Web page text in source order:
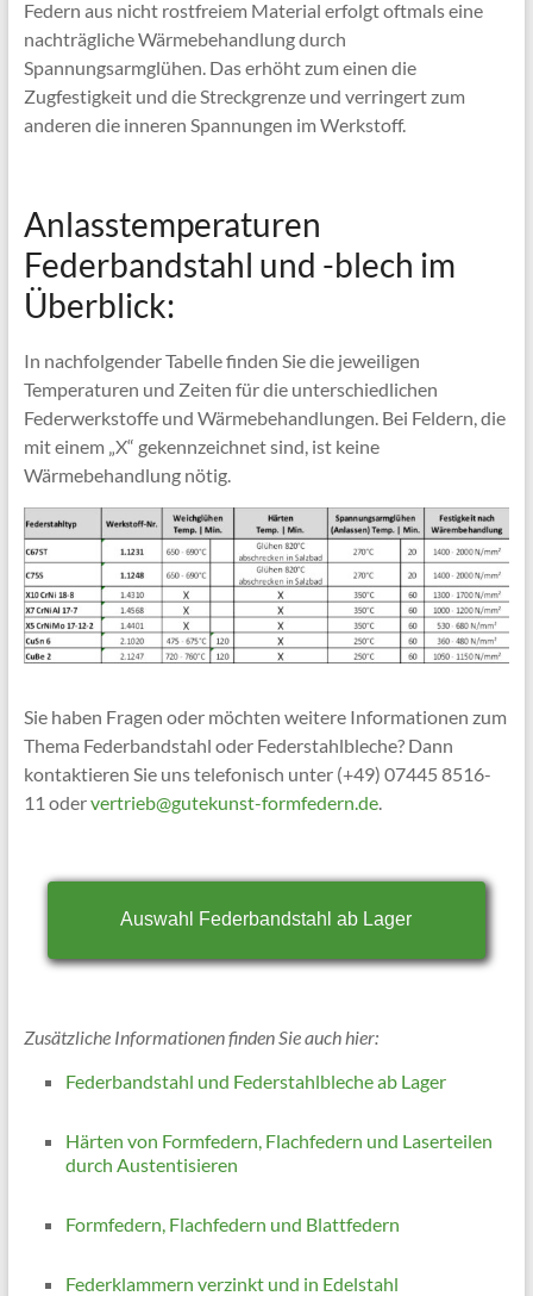
Federn aus nicht rostfreiem Material erfolgt oftmals eine
nachträgliche Wärmebehandlung durch
Spannungsarmglühen. Das erhöht zum einen die
Zugfestigkeit und die Streckgrenze und verringert zum
anderen die inneren Spannungen im Werkstoff.
Anlasstemperaturen
Federbandstahl und -blech im
Überblick:
In nachfolgender Tabelle finden Sie die jeweiligen
Temperaturen und Zeiten für die unterschiedlichen
Federwerkstoffe und Wärmebehandlungen. Bei Feldern, die
mit einem „X“ gekennzeichnet sind, ist keine
Wärmebehandlung nötig.
Sie haben Fragen oder möchten weitere Informationen zum
Thema Federbandstahl oder Federstahlbleche? Dann
kontaktieren Sie uns telefonisch unter (+49) 07445 8516-
11 odervertrieb@gutekunst-formfedern.de.
Auswahl Federbandstahl ab Lager
Zusätzliche Informationen finden Sie auch hier:
Federbandstahl und Federstahlbleche ab Lager
Härten von Formfedern, Flachfedern und Laserteilen
durch Austentisieren
Formfedern, Flachfedern und Blattfedern
Federklammern verzinkt und in Edelstahl